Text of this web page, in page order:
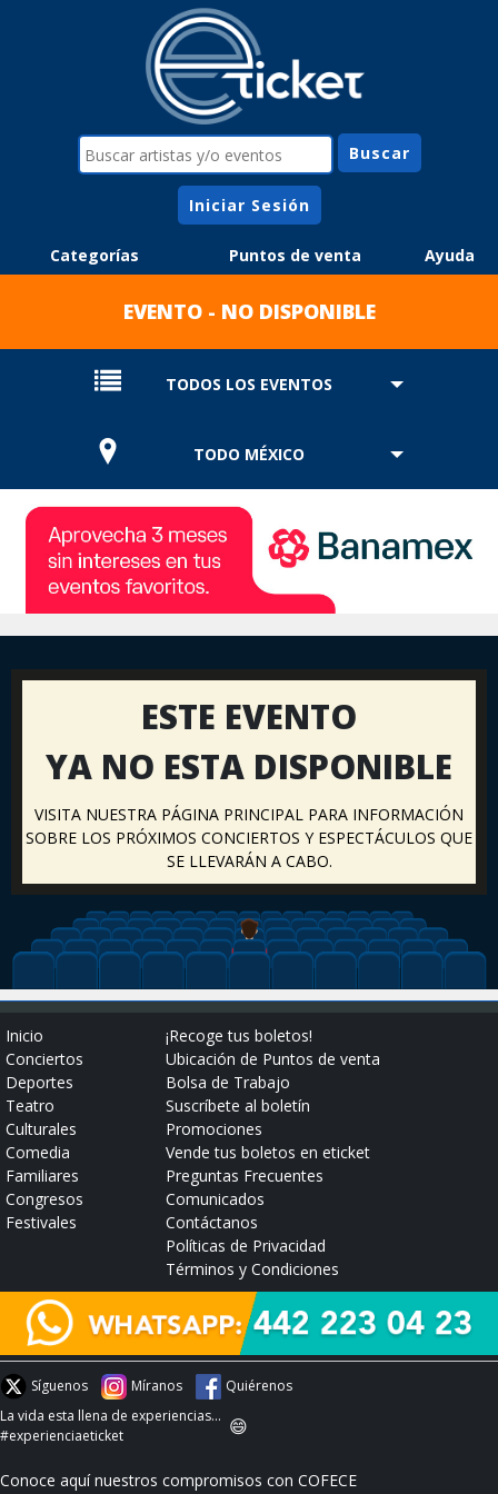
Iniciar Sesión
Categorías Puntos de venta Ayuda
EVENTO - NO DISPONIBLE
TODOS LOS EVENTOS
TODO MÉXICO
ESTE EVENTO
YA NO ESTA DISPONIBLE
VISITA NUESTRA PÁGINA PRINCIPAL PARA INFORMACIÓN
SOBRE LOS PRÓXIMOS CONCIERTOS Y ESPECTÁCULOS QUE
SE LLEVARÁN A CABO.
Inicio
Conciertos
Deportes
Teatro
Culturales
Comedia
Familiares
Congresos
Festivales
¡Recoge tus boletos!
Ubicación de Puntos de venta
Bolsa de Trabajo
Suscríbete al boletín
Promociones
Vende tus boletos en eticket
Preguntas Frecuentes
Comunicados
Contáctanos
Políticas de Privacidad
Términos y Condiciones
Síguenos Míranos
Quiérenos
La vida esta llena de experiencias...
#experienciaeticket
😄
Conoce aquí nuestros compromisos con COFECE